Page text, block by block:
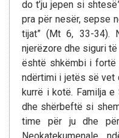
do t’ju jepen si
pra për nesër, sepse
tijat” (Mt 6, 33-34).
njerëzore dhe siguri
është shkëmbi i fortë
ndërtimi i jetës së vet
kurrë i kotë. Familja
dhe shërbeftë si
time për ju dhe